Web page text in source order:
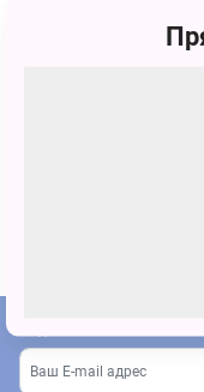
Здравствуйте. Я